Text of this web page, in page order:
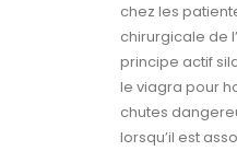
chez les
chirurgicale de
principe actif
le viagra pour
chutes
lorsqu’il est